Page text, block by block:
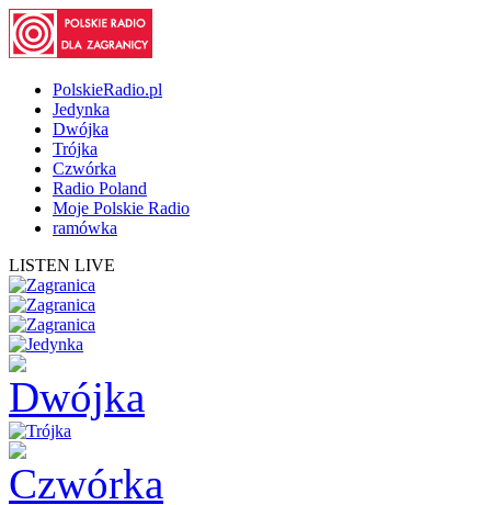
PolskieRadio.pl
Jedynka
Dwójka
Trójka
Czwórka
Radio Poland
Moje Polskie Radio
ramówka
LISTEN LIVE